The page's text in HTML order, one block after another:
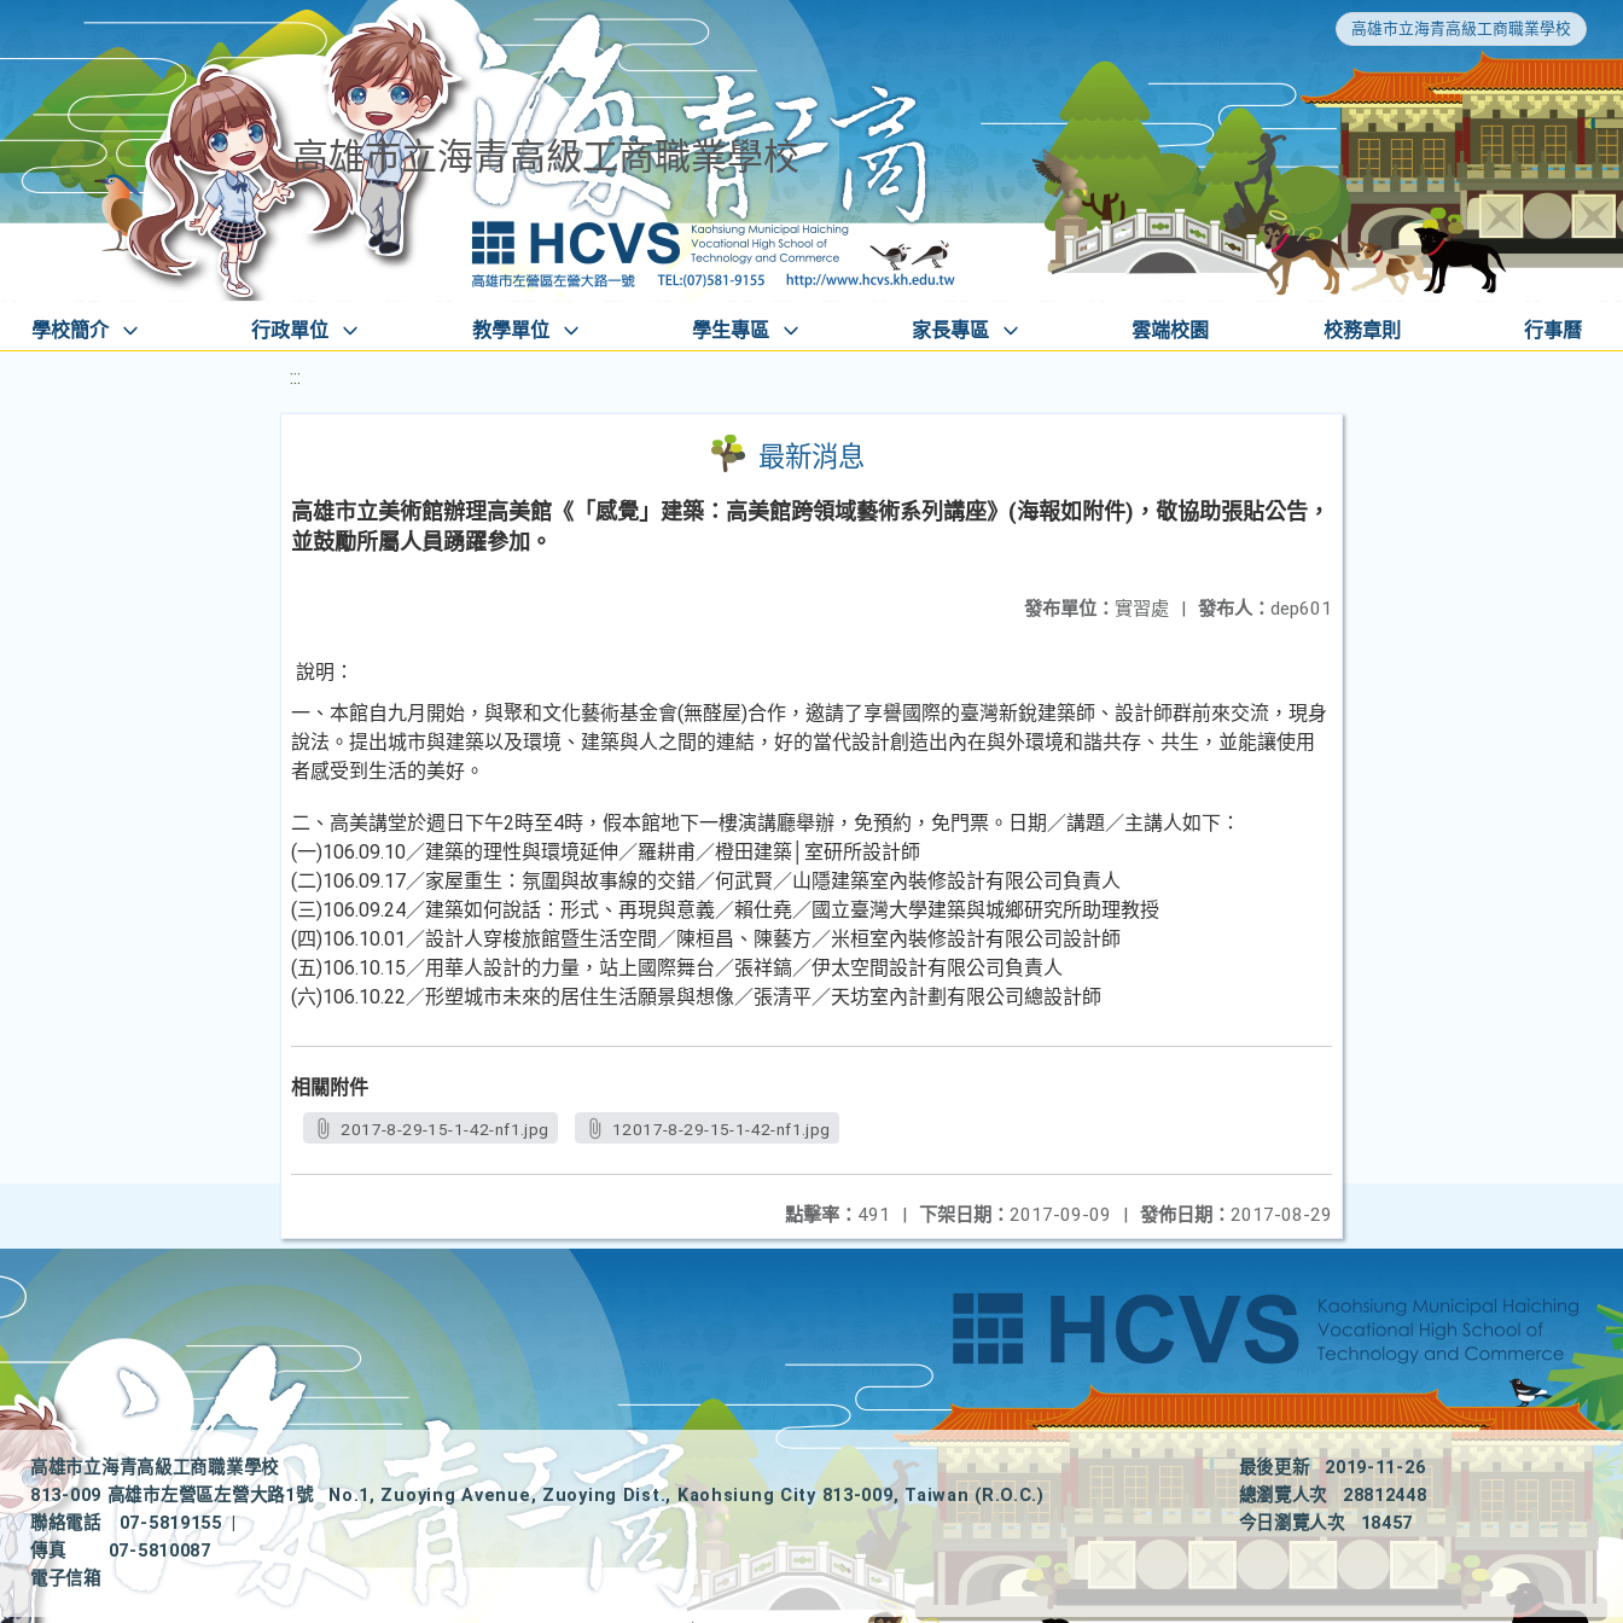
高雄市立海青高級工商職業學校
高雄市立海青高級工商職業學校
學校簡介 行政單位 教學單位 學生專區 家長專區 雲端校園 校務章則 行事曆
:::
最新消息
高雄市立美術館辦理高美館《「感覺」建築：高美館跨領域藝術系列講座》(海報如附件)，敬協助張貼公告，
並鼓勵所屬人員踴躍參加。
發布人： dep601
發布單位： 實習處 |
說明：
一、本館自九月開始，與聚和文化藝術基金會(無醛屋)合作，邀請了享譽國際的臺灣新銳建築師、設計師群前來交流，現身
說法。提出城市與建築以及環境、建築與人之間的連結，好的當代設計創造出內在與外環境和諧共存、共生，並能讓使用
者感受到生活的美好。
二、高美講堂於週日下午2時至4時，假本館地下一樓演講廳舉辦，免預約，免門票。日期／講題／主講人如下：
(一)106.09.10／建築的理性與環境延伸／羅耕甫／橙田建築│室研所設計師
(二)106.09.17／家屋重生：氛圍與故事線的交錯／何武賢／山隱建築室內裝修設計有限公司負責人
(三)106.09.24／建築如何說話：形式、再現與意義／賴仕堯／國立臺灣大學建築與城鄉研究所助理教授
(四)106.10.01／設計人穿梭旅館暨生活空間／陳桓昌、陳藝方／米桓室內裝修設計有限公司設計師
(五)106.10.15／用華人設計的力量，站上國際舞台／張祥鎬／伊太空間設計有限公司負責人
(六)106.10.22／形塑城市未來的居住生活願景與想像／張清平／天坊室內計劃有限公司總設計師
相關附件
2017-8-29-15-1-42-nf1.jpg 12017-8-29-15-1-42-nf1.jpg
發佈日期： 2017-08-29
下架日期： 2017-09-09 |
點擊率： 491 |
高雄市立海青高級工商職業學校
813-009 高雄市左營區左營大路1號
No.1, Zuoying Avenue, Zuoying Dist., Kaohsiung City 813-009, Taiwan (R.O.C.)
聯絡電話
07-5819155
|
傳真
07-5810087
電子信箱
最後更新
2019-11-26
總瀏覽人次
28812448
今日瀏覽人次
18457